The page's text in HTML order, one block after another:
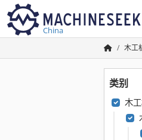
China
木工
类别
木